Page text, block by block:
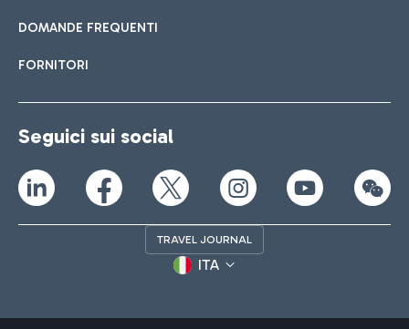
DOMANDE FREQUENTI
FORNITORI
Seguici sui social
TRAVEL JOURNAL
ITA